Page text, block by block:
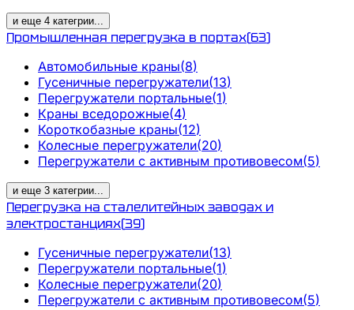
и еще 4 категрии...
Промышленная перегрузка в портах(63)
Автомобильные краны(8)
Гусеничные перегружатели(13)
Перегружатели портальные(1)
Краны вседорожные(4)
Короткобазные краны(12)
Колесные перегружатели(20)
Перегружатели с активным противовесом(5)
и еще 3 категрии...
Перегрузка на сталелитейных заводах и
электростанциях(39)
Гусеничные перегружатели(13)
Перегружатели портальные(1)
Колесные перегружатели(20)
Перегружатели с активным противовесом(5)